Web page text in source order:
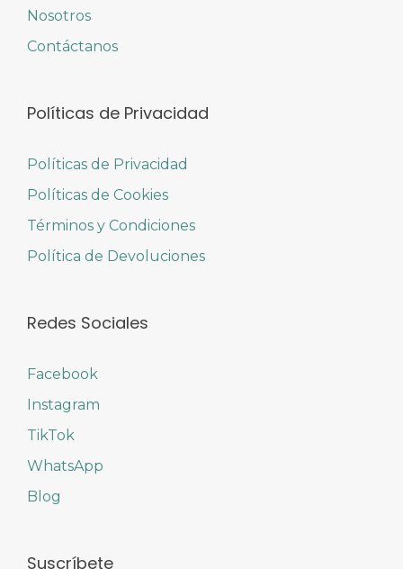
Nosotros
Contáctanos
Políticas de Privacidad
Políticas de Privacidad
Políticas de Cookies
Términos y Condiciones
Política de Devoluciones
Redes Sociales
Facebook
Instagram
TikTok
WhatsApp
Blog
Suscríbete